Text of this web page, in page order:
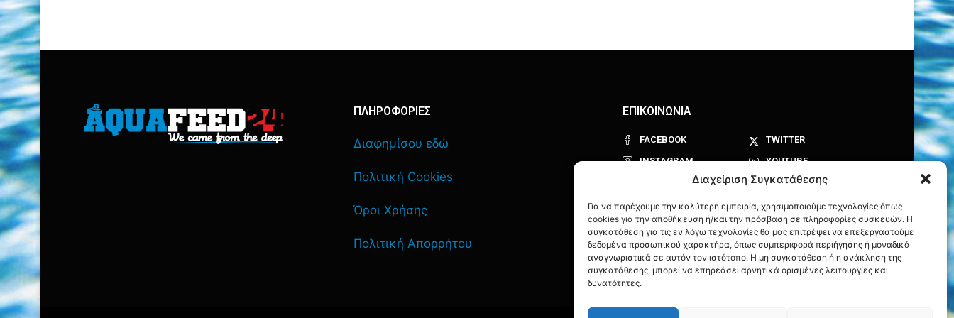
Διαχείριση Συγκατάθεσης
Για να παρέχουμε την καλύτερη εμπειρία, χρησιμοποιούμε τεχνολογίες όπως
cookies για την αποθήκευση ή/και την πρόσβαση σε πληροφορίες συσκευών. Η
συγκατάθεση για τις εν λόγω τεχνολογίες θα μας επιτρέψει να επεξεργαστούμε
δεδομένα προσωπικού χαρακτήρα, όπως συμπεριφορά περιήγησης ή μοναδικά
αναγνωριστικά σε αυτόν τον ιστότοπο. Η μη συγκατάθεση ή η ανάκληση της
συγκατάθεσης, μπορεί να επηρεάσει αρνητικά ορισμένες λειτουργίες και
δυνατότητες.
ΠΛΗΡΟΦΟΡΙΕΣ
Διαφημίσου εδώ
Πολιτική Cookies
Όροι Χρήσης
Πολιτική Απορρήτου
ΕΠΙΚΟΙΝΩΝΙΑ
FACEBOOK
TWITTER
INSTAGRAM
YOUTUBE